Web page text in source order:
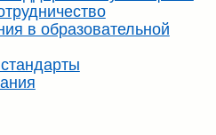
в образовательной